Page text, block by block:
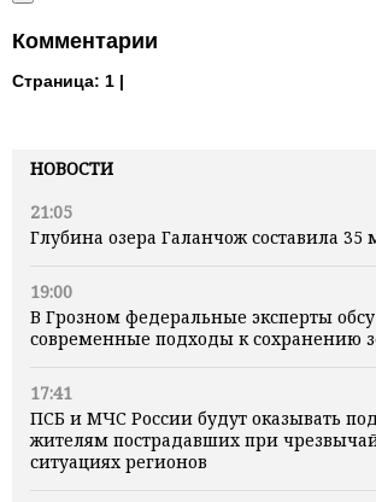
НОВОСТИ
21:05
Глубина озера Галанчож составила 35
19:00
В Грозном федеральные эксперты
современные подходы к сохранению
17:41
ПСБ и МЧС России будут оказывать
жителям пострадавших при
ситуациях регионов
Комментарии
Страница: 1 |